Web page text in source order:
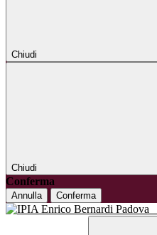
Chiudi
Chiudi
Conferma
Annulla Conferma